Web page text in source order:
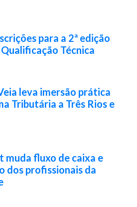
para a 2ª edição
Técnica
leva imersão prática
Tributária a Três Rios e
muda fluxo de caixa e
dos profissionais da